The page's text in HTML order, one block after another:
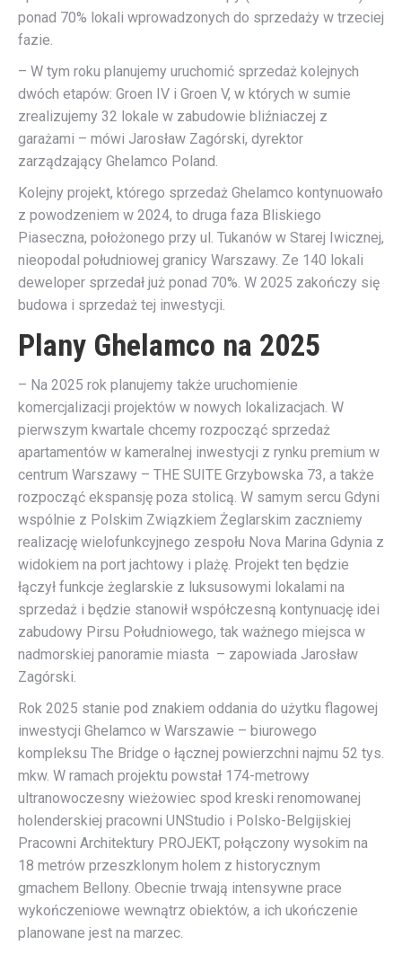
ponad 70% lokali wprowadzonych do sprzedaży w trzeciej
fazie.
– W tym roku planujemy uruchomić sprzedaż kolejnych
dwóch etapów: Groen IV i Groen V, w których w sumie
zrealizujemy 32 lokale w zabudowie bliźniaczej z
garażami – mówi Jarosław Zagórski, dyrektor
zarządzający Ghelamco Poland.
Kolejny projekt, którego sprzedaż Ghelamco kontynuowało
z powodzeniem w 2024, to druga faza Bliskiego
Piaseczna, położonego przy ul. Tukanów w Starej Iwicznej,
nieopodal południowej granicy Warszawy. Ze 140 lokali
deweloper sprzedał już ponad 70%. W 2025 zakończy się
budowa i sprzedaż tej inwestycji.
Plany Ghelamco na 2025
– Na 2025 rok planujemy także uruchomienie
komercjalizacji projektów w nowych lokalizacjach. W
pierwszym kwartale chcemy rozpocząć sprzedaż
apartamentów w kameralnej inwestycji z rynku premium w
centrum Warszawy – THE SUITE Grzybowska 73, a także
rozpocząć ekspansję poza stolicą. W samym sercu Gdyni
wspólnie z Polskim Związkiem Żeglarskim zaczniemy
realizację wielofunkcyjnego zespołu Nova Marina Gdynia z
widokiem na port jachtowy i plażę. Projekt ten będzie
łączył funkcje żeglarskie z luksusowymi lokalami na
sprzedaż i będzie stanowił współczesną kontynuację idei
zabudowy Pirsu Południowego, tak ważnego miejsca w
nadmorskiej panoramie miasta – zapowiada Jarosław
Zagórski.
Rok 2025 stanie pod znakiem oddania do użytku flagowej
inwestycji Ghelamco w Warszawie – biurowego
kompleksu The Bridge o łącznej powierzchni najmu 52 tys.
mkw. W ramach projektu powstał 174-metrowy
ultranowoczesny wieżowiec spod kreski renomowanej
holenderskiej pracowni UNStudio i Polsko-Belgijskiej
Pracowni Architektury PROJEKT, połączony wysokim na
18 metrów przeszklonym holem z historycznym
gmachem Bellony. Obecnie trwają intensywne prace
wykończeniowe wewnątrz obiektów, a ich ukończenie
planowane jest na marzec.